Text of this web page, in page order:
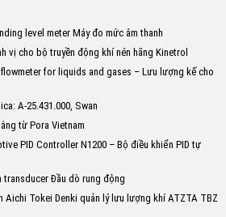
level meter Máy đo mức âm thanh
vị cho bộ truyền động khí nén hãng Kinetrol
for liquids and gases – Lưu lượng kế cho
A-25.431.000, Swan
từ Pora Vietnam
PID Controller N1200 – Bộ điều khiển PID tự
transducer Đầu dò rung động
Tokei Denki quản lý lưu lượng khí ATZTA TBZ